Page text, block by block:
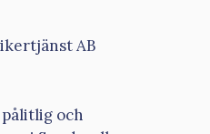
AB
och